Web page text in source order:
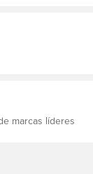
marcas líderes